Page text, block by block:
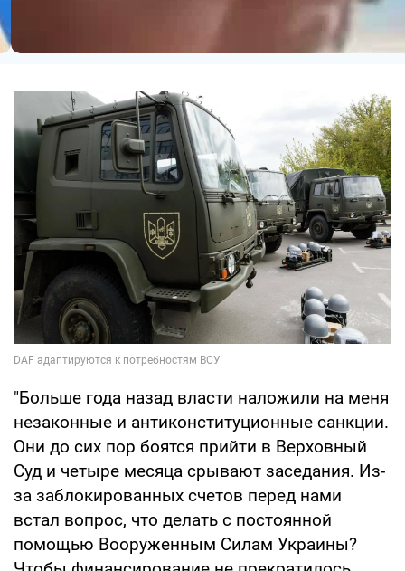
"Больше года назад власти наложили на меня
незаконные и антиконституционные санкции.
Они до сих пор боятся прийти в Верховный
Суд и четыре месяца срывают заседания. Из-
за заблокированных счетов перед нами
встал вопрос, что делать с постоянной
помощью Вооруженным Силам Украины?